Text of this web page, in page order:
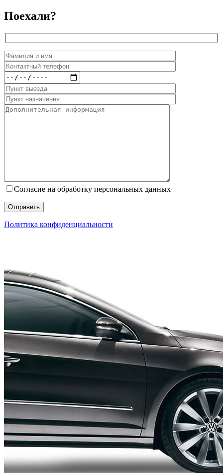
Поехали?
Согласие на обработку персональных данных
Политика конфиденциальности